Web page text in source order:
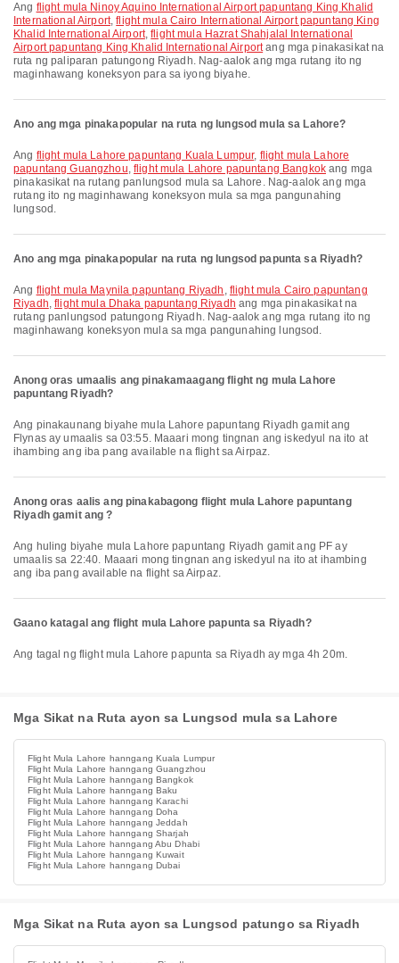
Ang flight mula Ninoy Aquino International Airport papuntang King Khalid
International Airport,flight mula Cairo International Airport papuntang King
Khalid International Airport,flight mula Hazrat Shahjalal International
Airport papuntang King Khalid International Airportang mga pinakasikat na
ruta ng paliparan patungong Riyadh. Nag-aalok ang mga rutang ito ng
maginhawang koneksyon para sa iyong biyahe.
Ano ang mga pinakapopular na ruta ng lungsod mula sa Lahore?
Ang flight mula Lahore papuntang Kuala Lumpur, flight mula Lahore
papuntang Guangzhou, flight mula Lahore papuntang Bangkok ang mga
pinakasikat na rutang panlungsod mula sa Lahore. Nag-aalok ang mga
rutang ito ng maginhawang koneksyon mula sa mga pangunahing
lungsod.
Ano ang mga pinakapopular na ruta ng lungsod papunta sa Riyadh?
Ang flight mula Maynila papuntang Riyadh , flight mula Cairo papuntang
Riyadh,flight mula Dhaka papuntang Riyadh ang mga pinakasikat na
rutang panlungsod patungong Riyadh. Nag-aalok ang mga rutang ito ng
maginhawang koneksyon mula sa mga pangunahing lungsod.
Anong oras umaalis ang pinakamaagang flight ng mula Lahore
papuntang Riyadh?
Ang pinakaunang biyahe mula Lahore papuntang Riyadh gamit ang
Flynas ay umaalis sa 03:55. Maaari mong tingnan ang iskedyul na ito at
ihambing ang iba pang available na flight sa Airpaz.
Anong oras aalis ang pinakabagong flight mula Lahore papuntang
Riyadh gamit ang ?
Ang huling biyahe mula Lahore papuntang Riyadh gamit ang PF ay
umaalis sa 22:40. Maaari mong tingnan ang iskedyul na ito at ihambing
ang iba pang available na flight sa Airpaz.
Gaano katagal ang flight mula Lahore papunta sa Riyadh?
Ang tagal ng flight mula Lahore papunta sa Riyadh ay mga 4h 20m.
Mga Sikat na Ruta ayon sa Lungsod mula sa Lahore
Flight Mula Lahore hanngang Kuala Lumpur
Flight Mula Lahore hanngang Guangzhou
Flight Mula Lahore hanngang Bangkok
Flight Mula Lahore hanngang Baku
Flight Mula Lahore hanngang Karachi
Flight Mula Lahore hanngang Doha
Flight Mula Lahore hanngang Jeddah
Flight Mula Lahore hanngang Sharjah
Flight Mula Lahore hanngang Abu Dhabi
Flight Mula Lahore hanngang Kuwait
Flight Mula Lahore hanngang Dubai
Mga Sikat na Ruta ayon sa Lungsod patungo sa Riyadh